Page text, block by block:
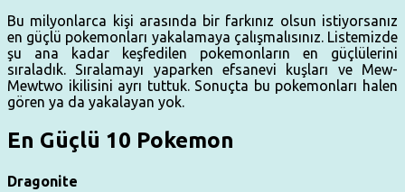
Bu milyonlarca kişi arasında bir farkınız olsun istiyorsanız
en güçlü pokemonları yakalamaya çalışmalısınız. Listemizde
şu ana kadar keşfedilen pokemonların en güçlülerini
sıraladık. Sıralamayı yaparken efsanevi kuşları ve Mew-
Mewtwo ikilisini ayrı tuttuk. Sonuçta bu pokemonları halen
gören ya da yakalayan yok.
En Güçlü 10 Pokemon
Dragonite